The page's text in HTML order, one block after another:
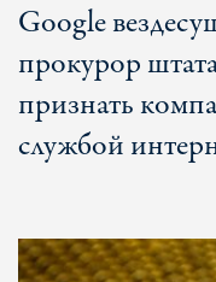
Google
прокурор
признать
службой